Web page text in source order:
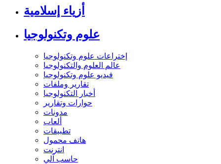
أزياء إسلامية
علوم وتكنولوجيا
إختراعات علوم وتكنولوجيا
عالم العلوم والتكنولوجيا
فيديو علوم وتكنولوجيا
تقارير وملفات
أخبار التكنولوجيا
حوارات وتقارير
مدونات
ألعاب
تطبيقات
هاتف محمول
انترنت
حاسب آلي